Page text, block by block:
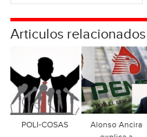
Articulos relacionados
POLI-COSAS
Alonso Ancira